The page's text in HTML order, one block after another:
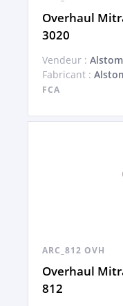
Overhaul
3020
Vendeur :
Fabricant :
FCA
ARC_812 OVH
Overhaul
812